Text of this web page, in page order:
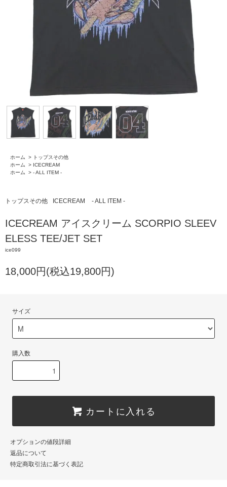
ホーム > トップスその他
ホーム
> ICECREAM
ホーム
> - ALL ITEM -
トップスその他 ICECREAM - ALL ITEM -
ICECREAM アイスクリーム SCORPIO SLEEV
ELESS TEE/JET SET
ice099
18,000円(税込19,800円)
サイズ
購入数
カートに入れる
オプションの値段詳細
返品について
特定商取引法に基づく表記